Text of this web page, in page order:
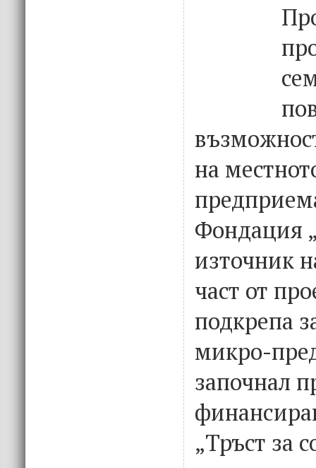
на
Фондация
източник
част от
подкрепа
микро-
започнал
„Тръст за